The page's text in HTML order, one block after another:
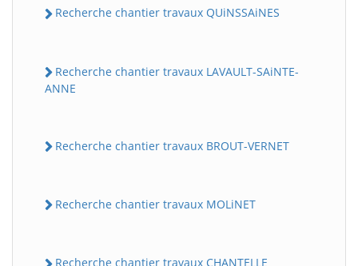
Recherche chantier travaux QUiNSSAiNES
Recherche chantier travaux LAVAULT-SAiNTE-
ANNE
Recherche chantier travaux BROUT-VERNET
Recherche chantier travaux MOLiNET
Recherche chantier travaux CHANTELLE